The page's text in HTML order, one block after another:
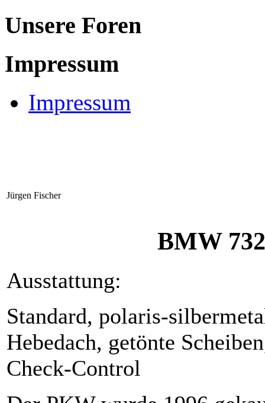
Unsere Foren
Impressum
Impressum
Jürgen Fischer
BMW
Ausstattung:
Standard, polaris-
Hebedach, getönte
Check-Control